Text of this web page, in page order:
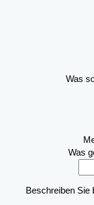
Was
Was
Beschreiben Sie